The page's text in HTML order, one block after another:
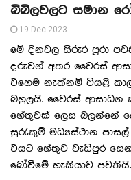
බිබිලවලට සමාන
19 Dec 2023
මේ දිනවල සිරුර පූරා
දරුවන් අතර වෛරස්
එහෙම නැත්නම් වියළි
බහුලයි. වෛරස් ආසාධන
හේතුවක් ලෙස බලන්නේ
සුරැකුම් මධ්‍යස්ථාන
එයට හේතුව වැඩිපුර
බෝවීමේ හැකියාව පවතියි.